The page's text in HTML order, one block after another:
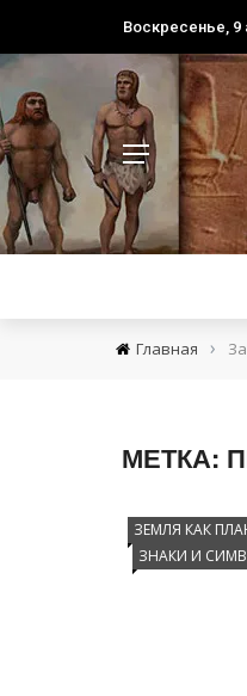
Воскресенье, 9
Главная ›
МЕТКА:
ЗЕМЛЯ КАК
ЗНАКИ И